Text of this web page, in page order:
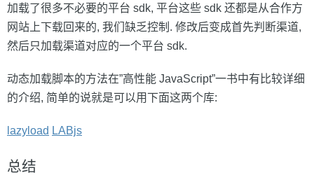
加载了很多不必要的平台 sdk, 平台这些 sdk 还都是从合作方
网站上下载回来的, 我们缺乏控制. 修改后变成首先判断渠道,
然后只加载渠道对应的一个平台 sdk.
动态加载脚本的方法在”高性能 JavaScript”一书中有比较详细
的介绍, 简单的说就是可以用下面这两个库:
lazyload LABjs
总结